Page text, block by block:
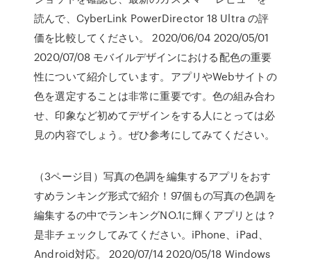
読んで、CyberLink PowerDirector 18 Ultra の評
価を比較してください。 2020/06/04 2020/05/01
2020/07/08 モバイルデザインにおける配色の重要
性について紹介しています。アプリやWebサイトの
色を選定することは非常に重要です。色の組み合わ
せ、印象など初めてデザインをする人にとっては必
見の内容でしょう。ぜひ参考にしてみてください。
（3ページ目）写真の色調を編集するアプリをおす
すめランキング形式で紹介！97個もの写真の色調を
編集するの中でランキングNO.1に輝くアプリとは？
是非チェックしてみてください。iPhone、iPad、
Android対応。 2020/07/14 2020/05/18 Windows